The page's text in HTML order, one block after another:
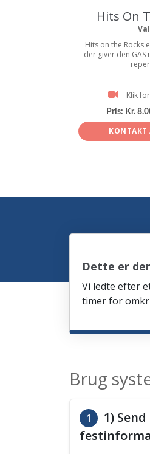
Hits On
Hits on the Rocks
der giver den
Klik
Pris: Kr.
KONTAKT
Dette er
Vi ledte efter
timer for
Brug
1
1)